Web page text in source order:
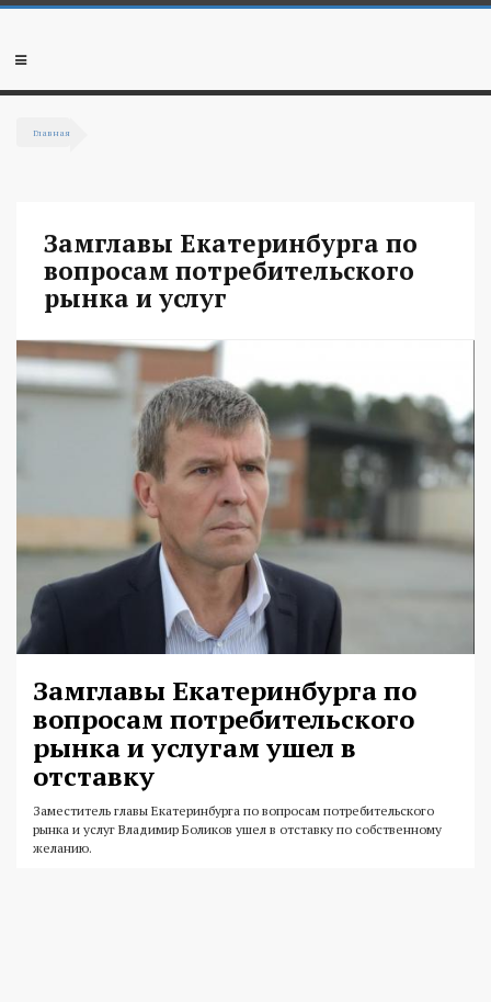
Перейти к основному содержанию
Мобильное
Главная
Замглавы Екатеринбурга по
вопросам потребительского
рынка и услуг
Замглавы Екатеринбурга по
вопросам потребительского
рынка и услугам ушел в
отставку
Заместитель главы Екатеринбурга по вопросам потребительского
рынка и услуг Владимир Боликов ушел в отставку по собственному
желанию.